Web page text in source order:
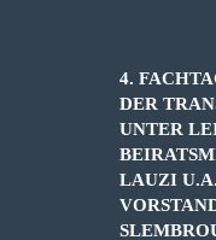
4.
DER
UNTER
LAUZI